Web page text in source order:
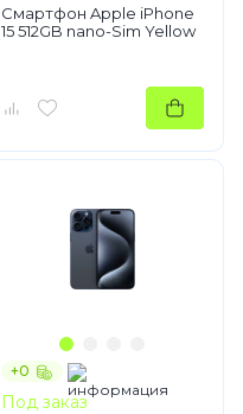
Смартфон Apple iPhone
15 512GB nano-Sim Yellow
+0
Под заказ